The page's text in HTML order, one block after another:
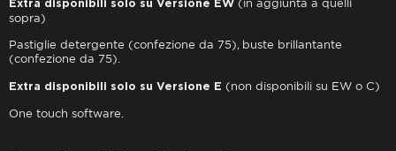
Extra disponibili solo su Versione EW (in aggiunta a quelli
sopra)
Pastiglie detergente (confezione da 75), buste brillantante
(confezione da 75).
Extra disponibili solo su Versione E (non disponibili su EW o C)
One touch software.